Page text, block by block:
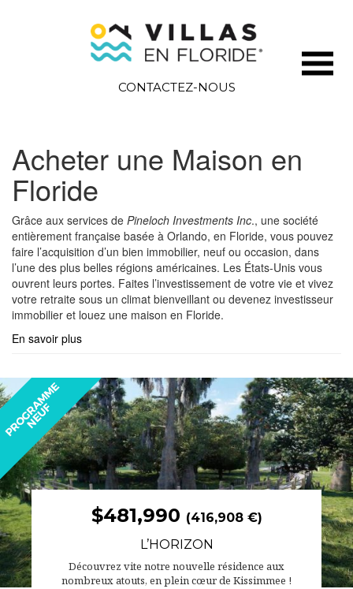
CONTACTEZ-NOUS
Acheter une Maison en
Floride
Grâce aux services de Pineloch Investments Inc., une société
entièrement française basée à Orlando, en Floride, vous pouvez
faire l’acquisition d’un bien immobilier, neuf ou occasion, dans
l’une des plus belles régions américaines. Les États-Unis vous
ouvrent leurs portes. Faites l’investissement de votre vie et vivez
votre retraite sous un climat bienveillant ou devenez investisseur
immobilier et louez une maison en Floride.
En savoir plus
$481,990 (416,908 €)
L’HORIZON
Découvrez vite notre nouvelle résidence aux
nombreux atouts, en plein cœur de Kissimmee !